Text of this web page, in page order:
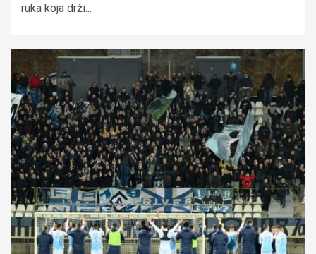
ruka koja drži...